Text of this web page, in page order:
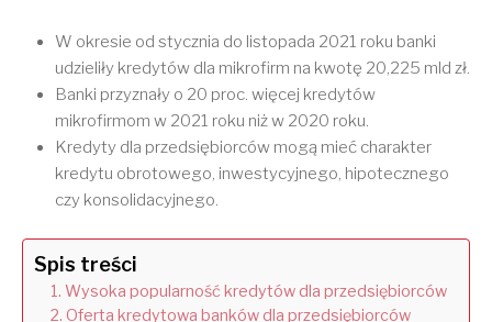
W okresie od stycznia do listopada 2021 roku banki
udzieliły kredytów dla mikrofirm na kwotę 20,225 mld zł.
Banki przyznały o 20 proc. więcej kredytów
mikrofirmom w 2021 roku niż w 2020 roku.
Kredyty dla przedsiębiorców mogą mieć charakter
kredytu obrotowego, inwestycyjnego, hipotecznego
czy konsolidacyjnego.
Spis treści
Wysoka popularność kredytów dla przedsiębiorców
Oferta kredytowa banków dla przedsiębiorców